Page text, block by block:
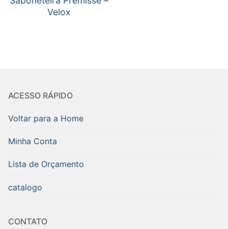
Velox
ACESSO RÁPIDO
Voltar para a Home
Minha Conta
Lista de Orçamento
catalogo
CONTATO